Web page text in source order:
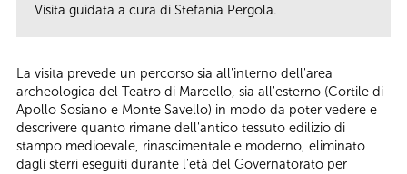
Visita guidata a cura di Stefania Pergola.
La visita prevede un percorso sia all'interno dell'area
archeologica del Teatro di Marcello, sia all'esterno (Cortile di
Apollo Sosiano e Monte Savello) in modo da poter vedere e
descrivere quanto rimane dell'antico tessuto edilizio di
stampo medioevale, rinascimentale e moderno, eliminato
dagli sterri eseguiti durante l'età del Governatorato per